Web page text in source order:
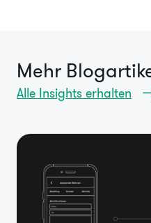
Mehr
Alle Insights erhalten